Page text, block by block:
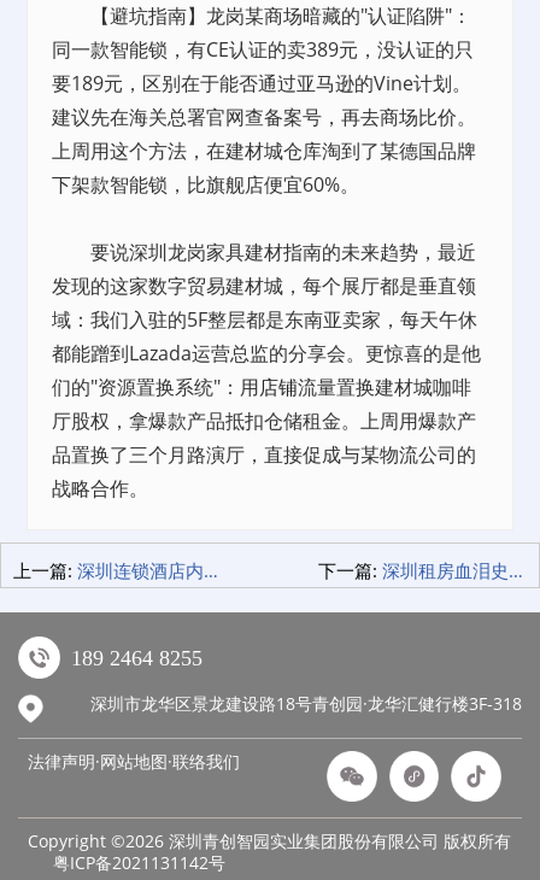
【避坑指南】龙岗某商场暗藏的"认证陷阱"：
同一款智能锁，有CE认证的卖389元，没认证的只
要189元，区别在于能否通过亚马逊的Vine计划。
建议先在海关总署官网查备案号，再去商场比价。
上周用这个方法，在建材城仓库淘到了某德国品牌
下架款智能锁，比旗舰店便宜60%。
要说深圳龙岗家具建材指南的未来趋势，最近
发现的这家数字贸易建材城，每个展厅都是垂直领
域：我们入驻的5F整层都是东南亚卖家，每天午休
都能蹭到Lazada运营总监的分享会。更惊喜的是他
们的"资源置换系统"：用店铺流量置换建材城咖啡
厅股权，拿爆款产品抵扣仓储租金。上周用爆款产
品置换了三个月路演厅，直接促成与某物流公司的
战略合作。
上一篇: 深圳连锁酒店内幕：睡过50+家的老差旅，这3家让我心甘情愿掏钱包！ 下一篇: 深圳租房血泪史：我如何用三天找到性价比公寓，避开这些坑！
189 2464 8255
深圳市龙华区景龙建设路18号青创园·龙华汇健行楼3F-318
法律声明·网站地图·联络我们
Copyright ©2026 深圳青创智园实业集团股份有限公司 版权所有
粤ICP备2021131142号